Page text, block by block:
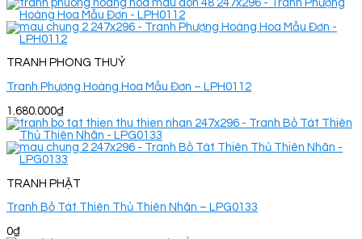
TRANH PHONG THUỶ
Tranh Phượng Hoàng Hoa Mẫu Đơn – LPH0112
1.680.000₫
TRANH PHẬT
Tranh Bồ Tát Thiên Thủ Thiên Nhãn – LPG0133
0₫